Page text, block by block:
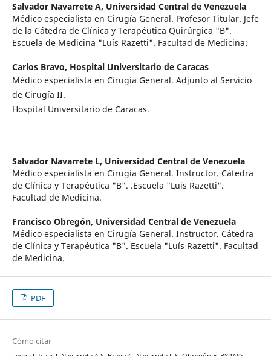
Salvador Navarrete A, Universidad Central de Venezuela
Médico especialista en Cirugía General. Profesor Titular. Jefe
de la Cátedra de Clínica y Terapéutica Quirúrgica "B".
Escuela de Medicina "Luís Razetti". Facultad de Medicina:
Carlos Bravo, Hospital Universitario de Caracas
Médico especialista en Cirugía General. Adjunto al Servicio
de Cirugía II.
Hospital Universitario de Caracas.
Salvador Navarrete L, Universidad Central de Venezuela
Médico especialista en Cirugía General. Instructor. Cátedra
de Clínica y Terapéutica "B". .Escuela "Luis Razetti".
Facultad de Medicina.
Francisco Obregón, Universidad Central de Venezuela
Médico especialista en Cirugía General. Instructor. Cátedra
de Clínica y Terapéutica "B". Escuela "Luís Razetti". Facultad
de Medicina.
PDF
Cómo citar